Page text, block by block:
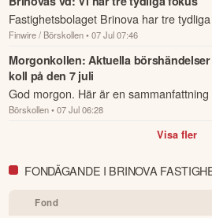
Genom att vara lyhörda för marknadens
beslut stärker vi Brinovas position och
Jag är övertygad om att vi, genom ett nära
kunder, medarbetare och partners, kan
lönsamt och framtidsorienterat Brinova.
Avslutningsvis vill jag rikta ett varmt tack till
Johansson för en mycket bra introduktion
Helsingborg, 7 juli 2026
Denna summering har tagits fram med
Fastighetsbolaget Brinova har tre
med uthyrning, effektiviseringar och
Finwire / Börskollen • 07 Jul 07:46
Morgonkollen: Aktuella
koll på den 7 juli
God morgon. Här är en
behöver veta om nattens händelser och
dagens viktigaste händelser på börsen.
Börskollen • 07 Jul 06:28
Visa fler
FONDÄGANDE I BRINOVA
Fond